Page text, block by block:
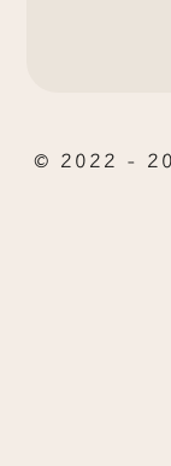
© 2022 -